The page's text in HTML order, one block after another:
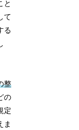
と
て
る
整
の
定
ま